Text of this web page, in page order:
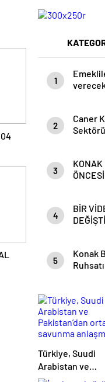
1
2
Caner
3
KONAK
4
BİR
5
Konak
Türkiye, Suudi
Arabistan ve
Pakistan’dan